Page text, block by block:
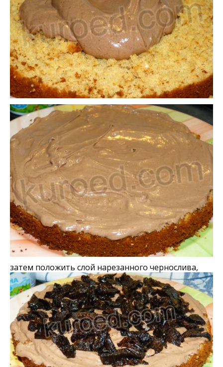
затем положить слой нарезанного чернослива,